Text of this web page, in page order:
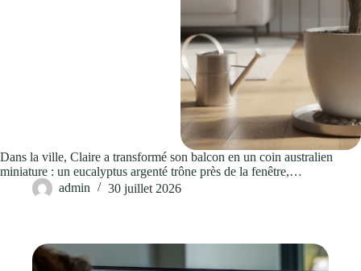
Dans la ville, Claire a transformé son balcon en un coin australien
miniature : un eucalyptus argenté trône près de la fenêtre,…
admin
30 juillet 2026